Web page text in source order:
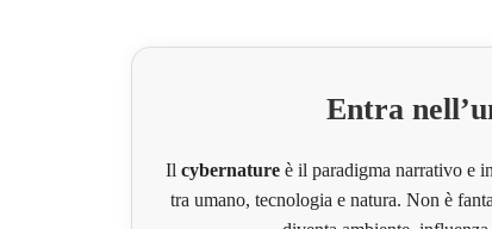
Entra
Il cybernatureè il paradigma narrativo e
tra umano, tecnologia e natura. Non è